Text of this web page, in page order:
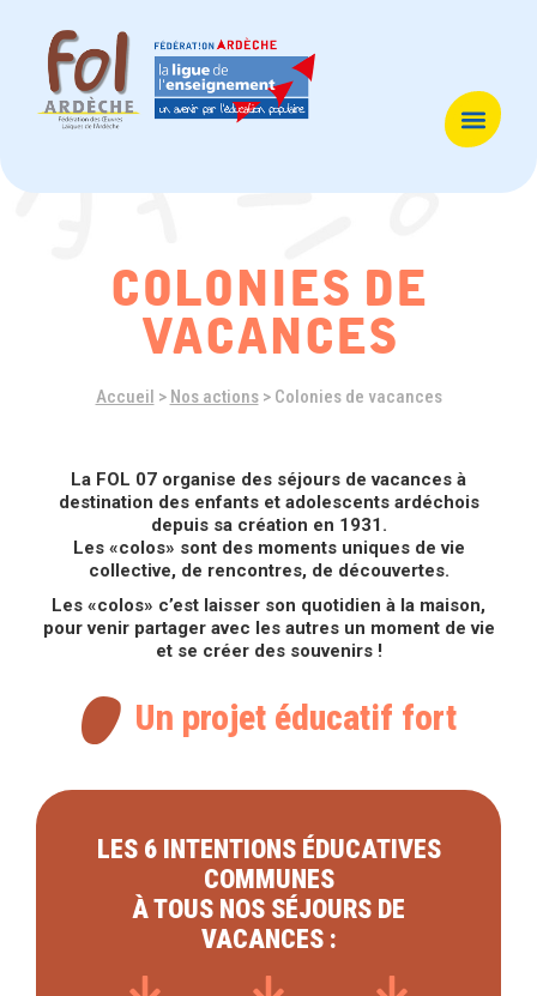
colonies de
vacances
Accueil > Nos actions> Colonies de vacances
La FOL 07 organise des séjours de vacances à
destination des enfants et adolescents ardéchois
depuis sa création en 1931.
Les «colos» sont des moments uniques de vie
collective, de rencontres, de découvertes.
Les «colos» c’est laisser son quotidien à la maison,
pour venir partager avec les autres un moment de vie
et se créer des souvenirs !
Un projet éducatif fort
LES 6 INTENTIONS ÉDUCATIVES
COMMUNES
À TOUS NOS SÉJOURS DE
VACANCES :